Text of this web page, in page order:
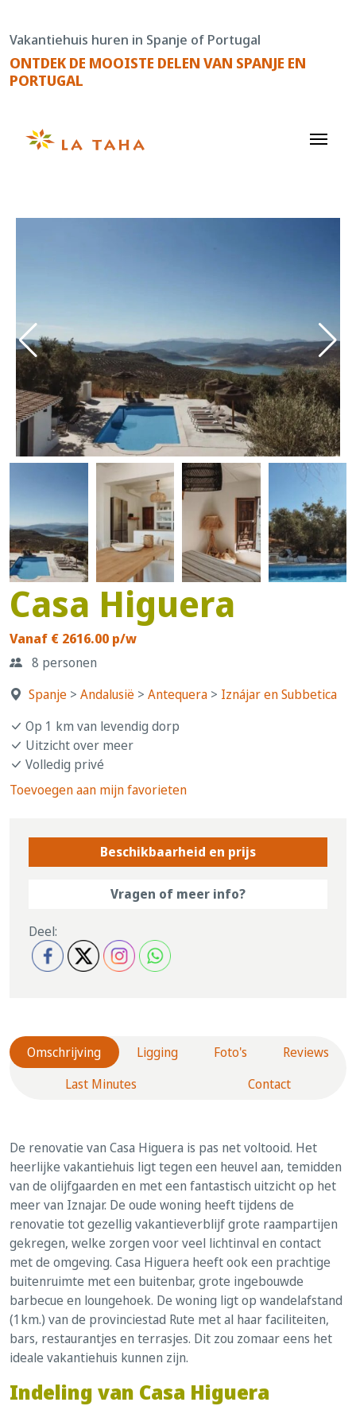
de
content
Vakantiehuis huren in Spanje of Portugal
ONTDEK DE MOOISTE DELEN VAN SPANJE EN
PORTUGAL
Casa Higuera
Vanaf € 2616.00 p/w
8 personen
Spanje > Andalusië > Antequera > Iznájar en Subbetica
Op 1 km van levendig dorp
Uitzicht over meer
Volledig privé
Toevoegen aan mijn favorieten
Beschikbaarheid en prijs
Vragen of meer info?
Deel:
Omschrijving Ligging Foto's
Reviews
Last Minutes
Contact
De renovatie van Casa Higuera is pas net voltooid. Het
heerlijke vakantiehuis ligt tegen een heuvel aan, temidden
van de olijfgaarden en met een fantastisch uitzicht op het
meer van Iznajar. De oude woning heeft tijdens de
renovatie tot gezellig vakantieverblijf grote raampartijen
gekregen, welke zorgen voor veel lichtinval en contact
met de omgeving. Casa Higuera heeft ook een prachtige
buitenruimte met een buitenbar, grote ingebouwde
barbecue en loungehoek. De woning ligt op wandelafstand
(1km.) van de provinciestad Rute met al haar faciliteiten,
bars, restaurantjes en terrasjes. Dit zou zomaar eens het
ideale vakantiehuis kunnen zijn.
Indeling van Casa Higuera